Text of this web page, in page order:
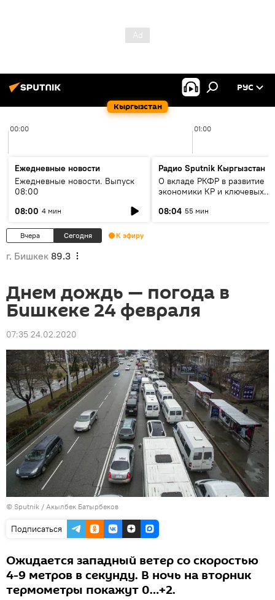
Кыргызстан
РУС
00:00 01:00
Ежедневные новости
Ежедневные новости. Выпуск
08:00
08:00 4 мин
Радио Sputnik Кыргызстан
О вкладе РКФР в развитие
экономики КР и ключевых
08:04 55 мин
Вчера Сегодня К эфиру
г. Бишкек 89.3
Днем дождь — погода в
Бишкеке 24 февраля
07:35 24.02.2020
© Sputnik / Акылбек Батырбеков
Подписаться
Ожидается западный ветер со скоростью
4-9 метров в секунду. В ночь на вторник
термометры покажут 0…+2.